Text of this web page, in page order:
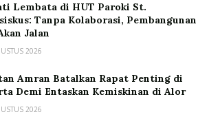
Lembata di HUT Paroki St.
Tanpa Kolaborasi, Pembangunan
Jalan
2026
Amran Batalkan Rapat Penting di
Demi Entaskan Kemiskinan di Alor
2026